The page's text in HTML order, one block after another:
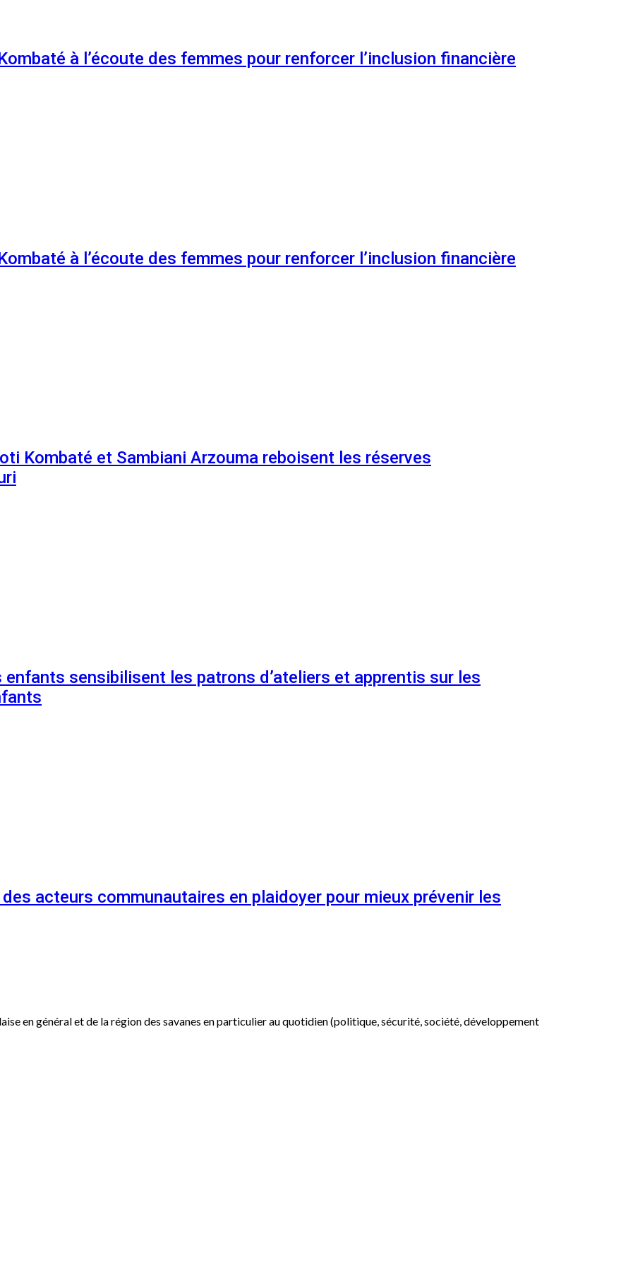
à l’écoute des femmes pour renforcer l’inclusion financière
à l’écoute des femmes pour renforcer l’inclusion financière
Kombaté et Sambiani Arzouma reboisent les réserves
sensibilisent les patrons d’ateliers et apprentis sur les
acteurs communautaires en plaidoyer pour mieux prévenir les
en général et de la région des savanes en particulier au quotidien (politique, sécurité, société, développement